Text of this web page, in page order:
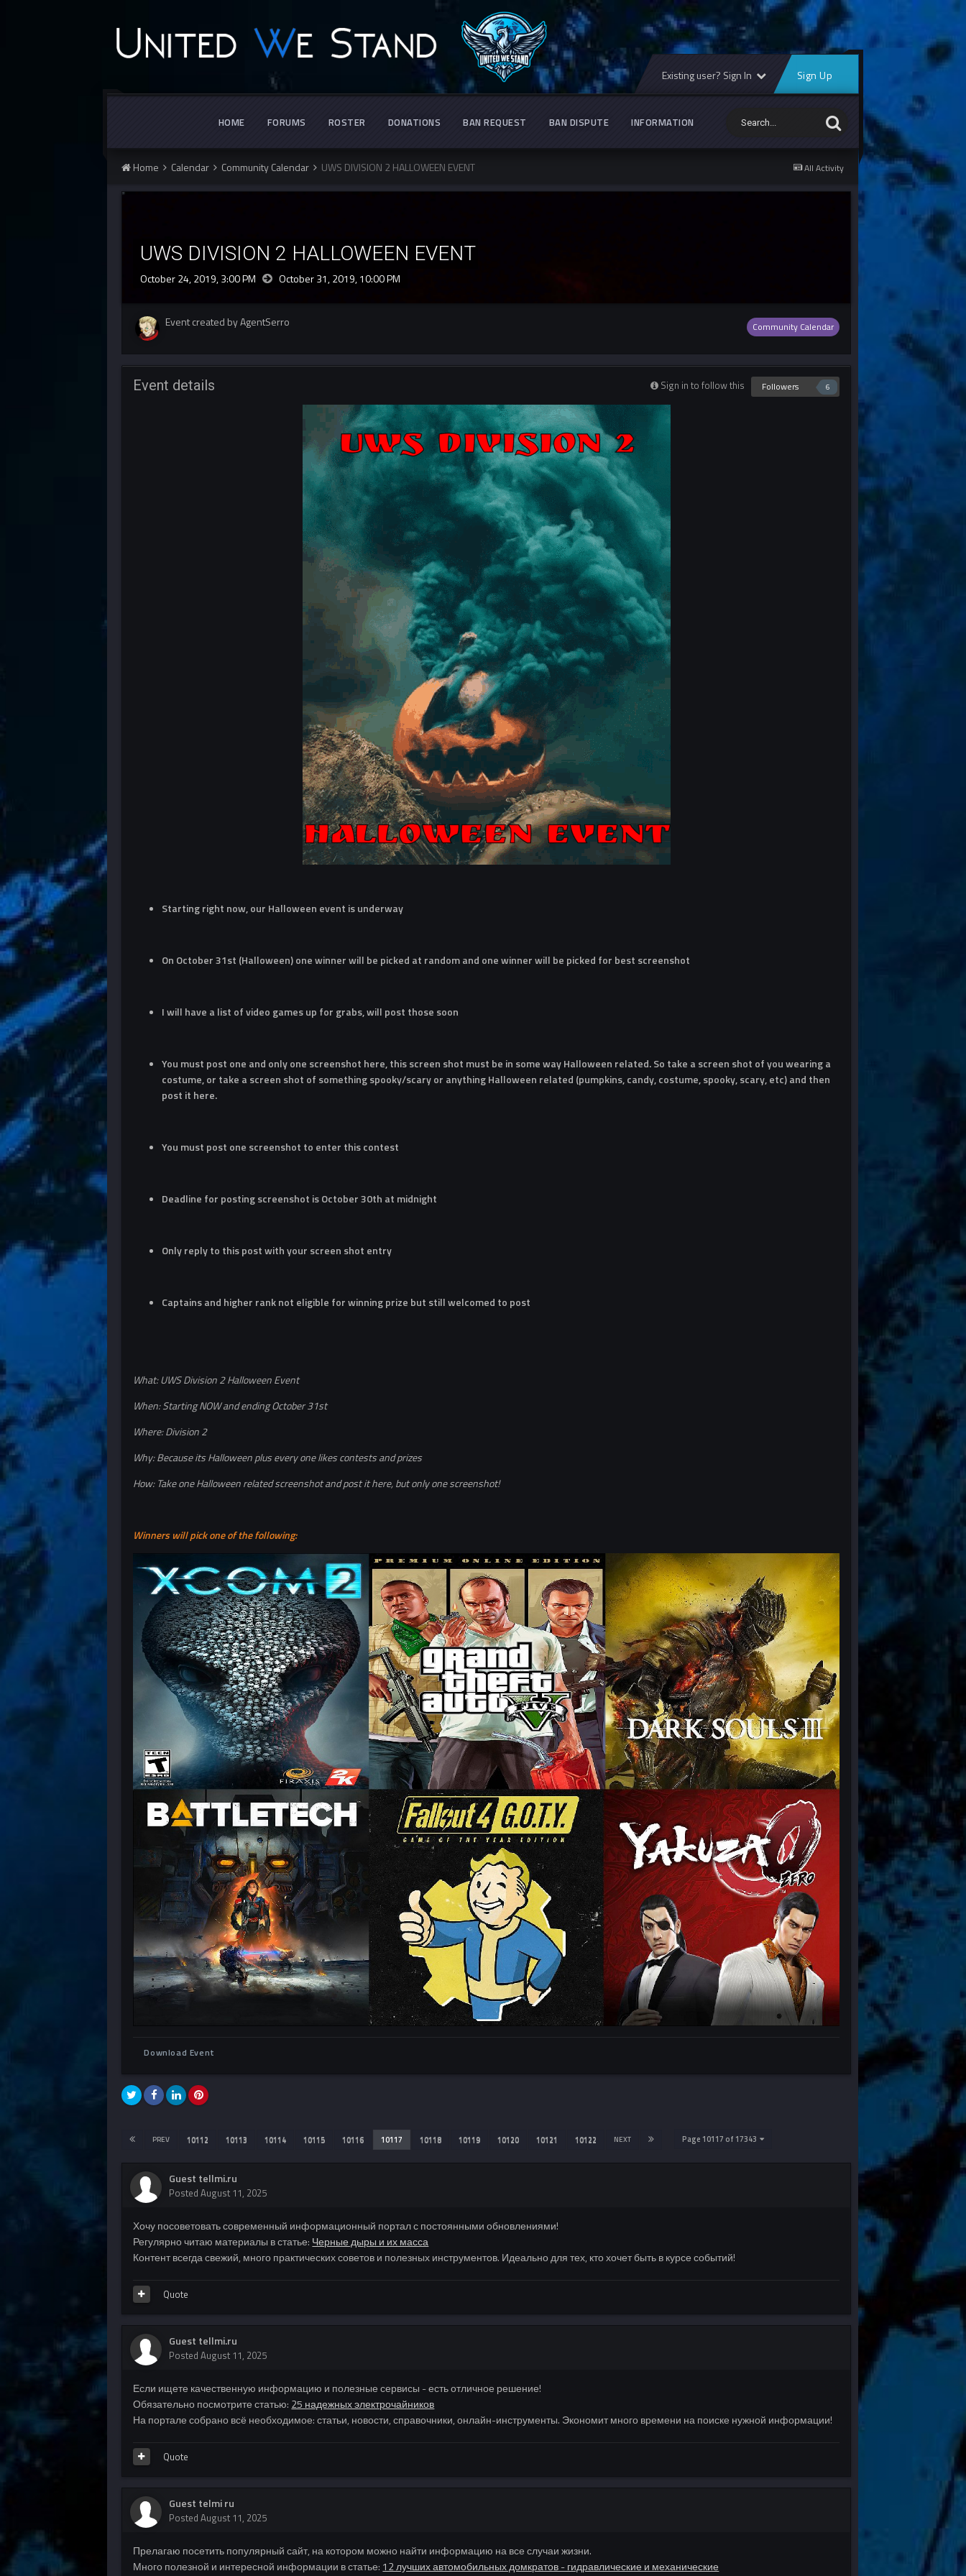
Existing user? Sign In Sign Up
HOME FORUMS ROSTER DONATIONS BAN REQUEST BAN DISPUTE INFORMATION
All Activity
Home Calendar Community Calendar UWS DIVISION 2 HALLOWEEN EVENT
UWS DIVISION 2 HALLOWEEN EVENT
October 24, 2019, 3:00 PM October 31, 2019,10:00 PM
Community Calendar
Event created by AgentSerro
Sign in to follow this Followers 6
Event details
Starting right now, our Halloween event is underway
On October 31st (Halloween) one winner will be picked at random and one winner will be picked for best screenshot
I will have a list of video games up for grabs, will post those soon
You must post one and only one screenshot here, this screen shot must be in some way Halloween related. So take a screen shot of you wearing a
costume, or take a screen shot of something spooky/scary or anything Halloween related (pumpkins, candy, costume, spooky, scary, etc) and then
post it here.
You must post one screenshot to enter this contest
Deadline for posting screenshot is October 30th at midnight
Only reply to this post with your screen shot entry
Captains and higher rank not eligible for winning prize but still welcomed to post
What: UWS Division 2 Halloween Event
When: Starting NOW and ending October 31st
Where: Division 2
Why: Because its Halloween plus every one likes contests and prizes
How: Take one Halloween related screenshot and post it here, but only one screenshot!
Winners will pick one of the following:
Download Event
PREV 10112 10113 10114 10115 10116 10117 10118 10119 10120 10121 10122 NEXT Page 10117 of 17343
Guest tellmi.ru
PostedAugust 11, 2025
Хочу посоветовать современный информационный портал с постоянными обновлениями!
Регулярно читаю материалы в статье: Черные дыры и их масса
Контент всегда свежий, много практических советов и полезных инструментов. Идеально для тех, кто хочет быть в курсе событий!
Quote
Guest tellmi.ru
PostedAugust 11, 2025
Если ищете качественную информацию и полезные сервисы - есть отличное решение!
Обязательно посмотрите статью: 25 надежных электрочайников
На портале собрано всё необходимое: статьи, новости, справочники, онлайн-инструменты. Экономит много времени на поиске нужной информации!
Quote
Guest telmi ru
PostedAugust 11, 2025
Прелагаю посетить популярный сайт, на котором можно найти информацию на все случаи жизни.
Много полезной и интересной информации в статье: 12 лучших автомобильных домкратов - гидравлические и механические